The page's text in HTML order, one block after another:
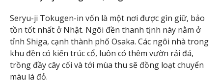
Seryu-ji Tokugen-in vốn là một nơi được gìn giữ, bảo
tồn tốt nhất ở Nhật. Ngôi đền thanh tịnh này nằm ở
tỉnh Shiga, cạnh thành phố Osaka. Các ngôi nhà trong
khu đền có kiến trúc cổ, luôn có thêm vườn rải đá,
trồng đầy cây cối và tới mùa thu sẽ đồng loạt chuyển
màu lá đỏ.